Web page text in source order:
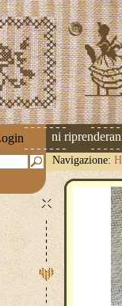
Navigazione: